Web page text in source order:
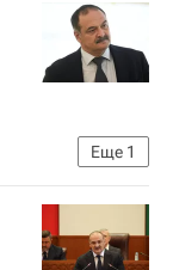
Еще 1